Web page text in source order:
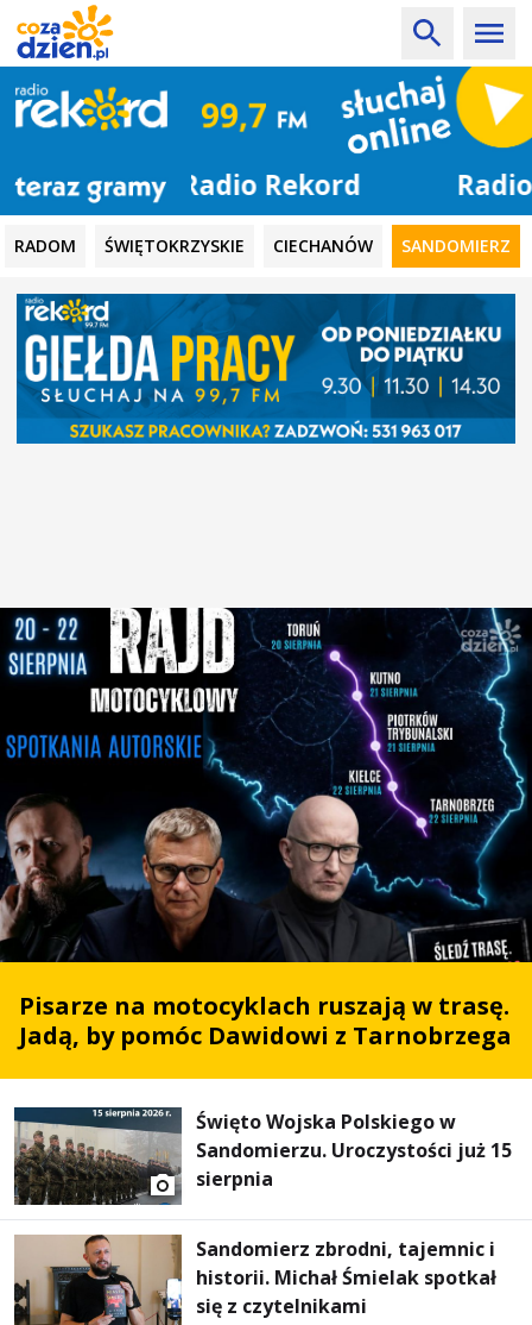
Radio Rekord
RADOM ŚWIĘTOKRZYSKIE CIECHANÓW SANDOMIERZ
Pisarze na motocyklach ruszają w trasę.
Jadą, by pomóc Dawidowi z Tarnobrzega
Święto Wojska Polskiego w
Sandomierzu. Uroczystości już 15
sierpnia
Sandomierz zbrodni, tajemnic i
historii. Michał Śmielak spotkał
się z czytelnikami